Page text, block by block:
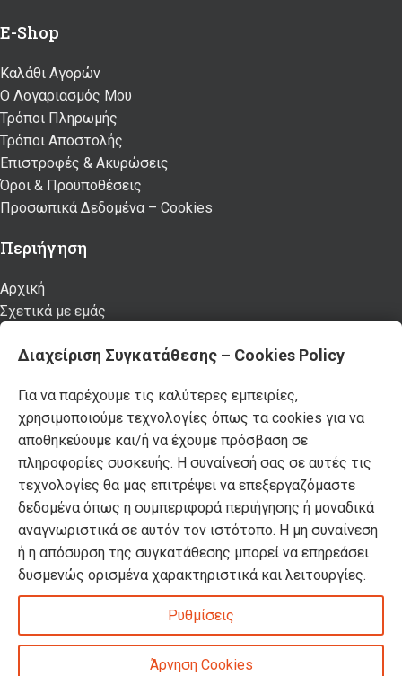
E-Shop
Καλάθι Αγορών
Ο Λογαριασμός Μου
Τρόποι Πληρωμής
Τρόποι Αποστολής
Επιστροφές & Ακυρώσεις
Όροι & Προϋποθέσεις
Προσωπικά Δεδομένα – Cookies
Περιήγηση
Αρχική
Σχετικά με εμάς
Προϊόντα
Nέα – Προτάσεις
Επικοινωνία
Πρόσφατα Άρθρα
Τελικές χειμερινές εκπτώσεις -50% σε όλα τα
προϊόντα!
Βρείτε όλα τα πασχαλινά μας είδη σε -50%
έκπτωση!
2023. developed by PYLARINOS Advertising
Διαχείριση Συγκατάθεσης – Cookies Policy
Για να παρέχουμε τις καλύτερες εμπειρίες,
χρησιμοποιούμε τεχνολογίες όπως τα cookies για να
αποθηκεύουμε και/ή να έχουμε πρόσβαση σε
πληροφορίες συσκευής. Η συναίνεσή σας σε αυτές τις
τεχνολογίες θα μας επιτρέψει να επεξεργαζόμαστε
δεδομένα όπως η συμπεριφορά περιήγησης ή μοναδικά
αναγνωριστικά σε αυτόν τον ιστότοπο. Η μη συναίνεση
ή η απόσυρση της συγκατάθεσης μπορεί να επηρεάσει
δυσμενώς ορισμένα χαρακτηριστικά και λειτουργίες.
Ρυθμίσεις
Άρνηση Cookies